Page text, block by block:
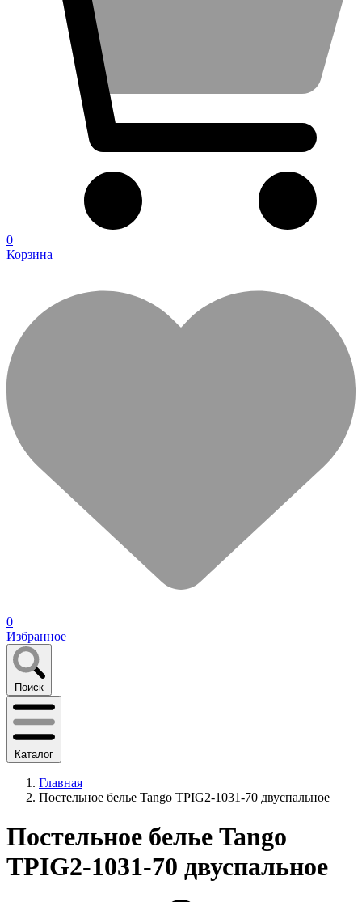
0
Корзина
0
Избранное
Поиск
Каталог
Главная
Постельное белье Tango TPIG2-1031-70 двуспальное
Постельное белье Tango
TPIG2-1031-70 двуспальное